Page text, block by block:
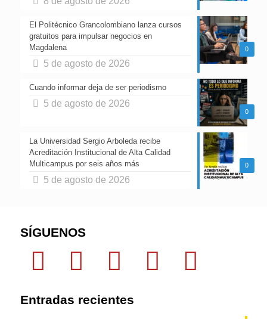
0
El Politécnico Grancolombiano lanza cursos
gratuitos para impulsar negocios en
Magdalena
5 de agosto de 2026
0
Cuando informar deja de ser periodismo
5 de agosto de 2026
0
La Universidad Sergio Arboleda recibe
Acreditación Institucional de Alta Calidad
Multicampus por seis años más
5 de agosto de 2026
SÍGUENOS
Entradas recientes